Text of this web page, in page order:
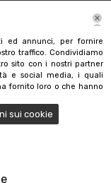
ed annunci, per fornire
traffico. Condividiamo
sito con i nostri partner
e social media, i quali
fornito loro o che hanno
sui cookie